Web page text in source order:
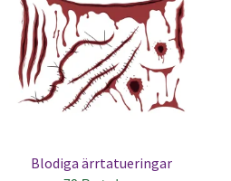
Blodiga ärrtatueringar